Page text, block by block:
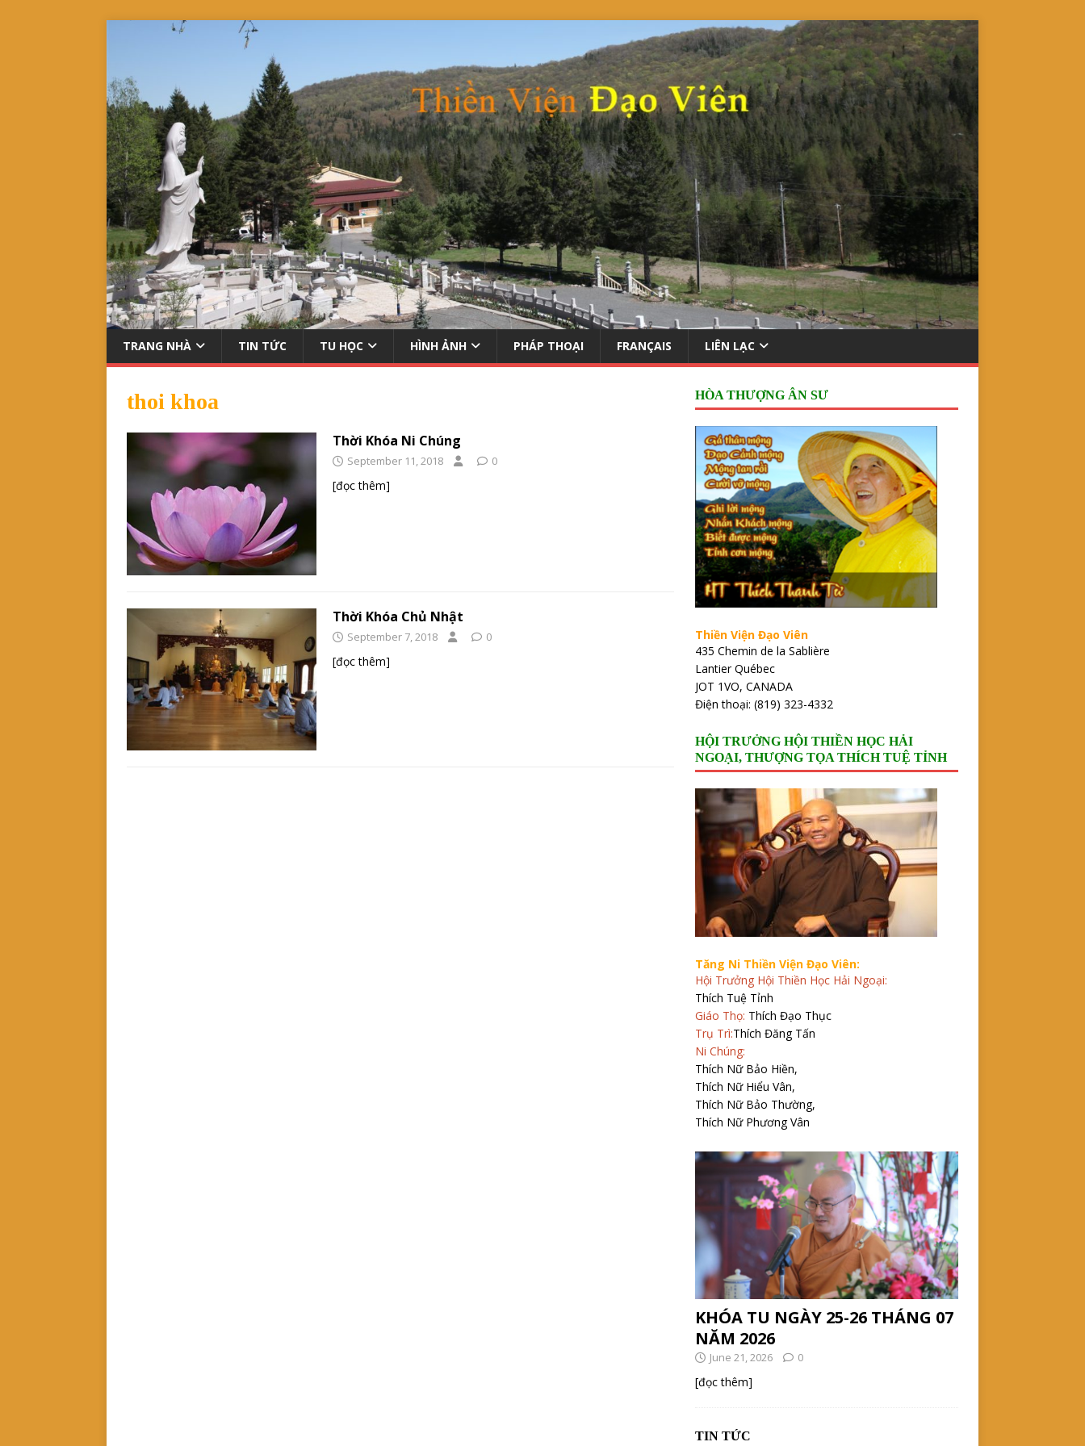
TRANG NHÀ TIN TỨC TU HỌC HÌNH ẢNH PHÁP THOẠI FRANÇAIS LIÊN LẠC
thoi khoa
Thời Khóa Ni Chúng
September 11, 2018 0
[đọc thêm]
Thời Khóa Chủ Nhật
September 7, 2018 0
[đọc thêm]
HÒA THƯỢNG ÂN SƯ
Thiền Viện Đạo Viên
435 Chemin de la Sablière
Lantier Québec
JOT 1VO, CANADA
Điện thoại: (819) 323-4332
HỘI TRƯỞNG HỘI THIỀN HỌC HẢI
NGOẠI, THƯỢNG TỌA THÍCH TUỆ TỈNH
Tăng Ni Thiền Viện Đạo Viên:
Hội Trưởng Hội Thiền Học Hải Ngoại:
Thích Tuệ Tỉnh
Giáo Thọ: Thích Đạo Thục
Trụ Trì:Thích Đăng Tấn
Ni Chúng:
Thích Nữ Bảo Hiền,
Thích Nữ Hiểu Vân,
Thích Nữ Bảo Thường,
Thích Nữ Phương Vân
KHÓA TU NGÀY 25-26 THÁNG 07
NĂM 2026
June 21, 2026 0
[đọc thêm]
TIN TỨC